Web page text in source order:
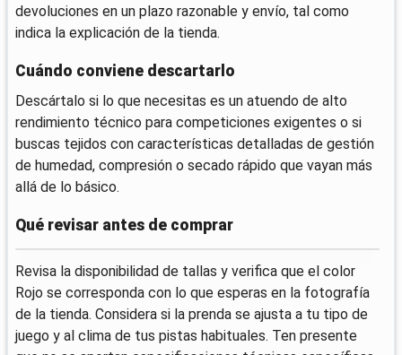
devoluciones en un plazo razonable y envío, tal como
indica la explicación de la tienda.
Cuándo conviene descartarlo
Descártalo si lo que necesitas es un atuendo de alto
rendimiento técnico para competiciones exigentes o si
buscas tejidos con características detalladas de gestión
de humedad, compresión o secado rápido que vayan más
allá de lo básico.
Qué revisar antes de comprar
Revisa la disponibilidad de tallas y verifica que el color
Rojo se corresponda con lo que esperas en la fotografía
de la tienda. Considera si la prenda se ajusta a tu tipo de
juego y al clima de tus pistas habituales. Ten presente